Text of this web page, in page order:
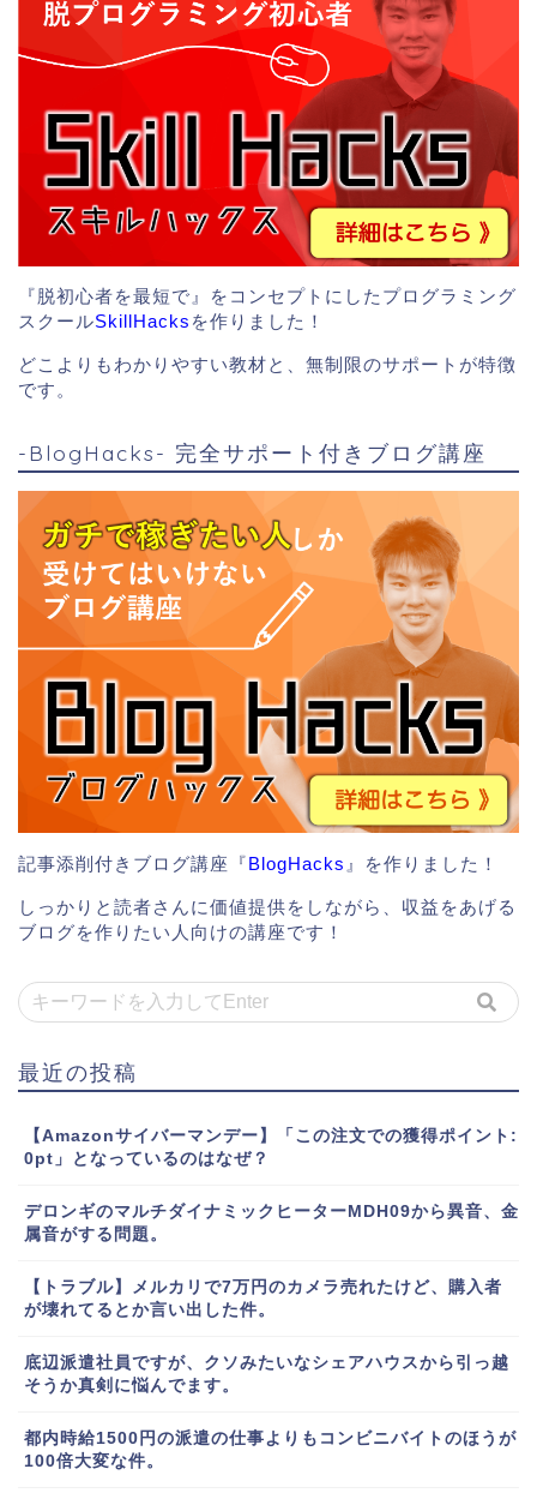
『脱初心者を最短で』をコンセプトにしたプログラミング
スクールSkillHacks を作りました！
どこよりもわかりやすい教材と、無制限のサポートが特徴
です。
-BlogHacks- 完全サポート付きブログ講座
記事添削付きブログ講座『BlogHacks 』を作りました！
しっかりと読者さんに価値提供をしながら、収益をあげる
ブログを作りたい人向けの講座です！
最近の投稿
【Amazonサイバーマンデー】「この注文での獲得ポイント:
0pt」となっているのはなぜ？
デロンギのマルチダイナミックヒーターMDH09から異音、金
属音がする問題。
【トラブル】メルカリで7万円のカメラ売れたけど、購入者
が壊れてるとか言い出した件。
底辺派遣社員ですが、クソみたいなシェアハウスから引っ越
そうか真剣に悩んでます。
都内時給1500円の派遣の仕事よりもコンビニバイトのほうが
100倍大変な件。